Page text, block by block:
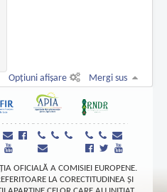
Opțiuni afișare Mergi sus
OFICIALĂ A COMISIEI EUROPENE.
LA CORECTITUDINEA ȘI